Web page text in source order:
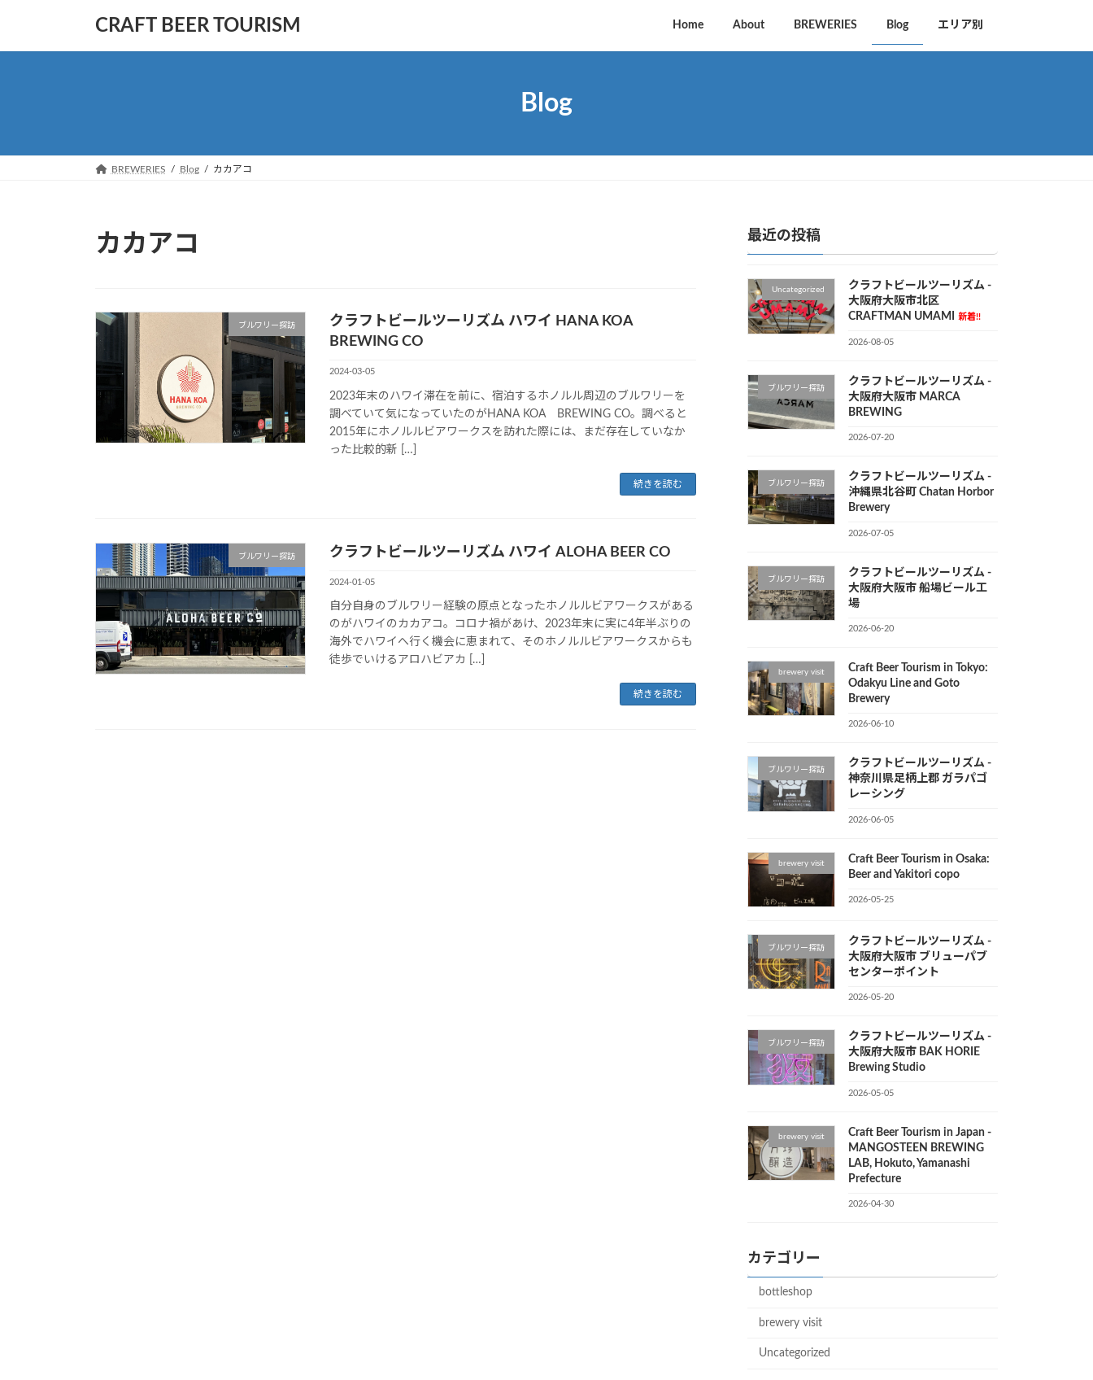
テ
ゲ
CRAFT BEER TOURISM Home About BREWERIES Blog エリア別
Blog
BREWERIES Blog カカアコ
カカアコ
ブルワリー探訪
クラフトビールツーリズム ハワイ HANA KOA
BREWING CO
2024-03-05
2023年末のハワイ滞在を前に、宿泊するホノルル周辺のブルワリーを
調べていて気になっていたのがHANA KOA BREWING CO。調べると
2015年にホノルルビアワークスを訪れた際には、まだ存在していなか
った比較的新 […]
続きを読む
ブルワリー探訪 クラフトビールツーリズム ハワイ ALOHA BEER CO
2024-01-05
自分自身のブルワリー経験の原点となったホノルルビアワークスがある
のがハワイのカカアコ。コロナ禍があけ、2023年末に実に4年半ぶりの
海外でハワイへ行く機会に恵まれて、そのホノルルビアワークスからも
徒歩でいけるアロハビアカ […]
続きを読む
最近の投稿
Uncategorized
クラフトビールツーリズム -
大阪府大阪市北区
CRAFTMAN UMAMI
新着!!
2026-08-05
ブルワリー探訪
クラフトビールツーリズム -
大阪府大阪市 MARCA
BREWING
2026-07-20
ブルワリー探訪
クラフトビールツーリズム -
沖縄県北谷町 Chatan Horbor
Brewery
2026-07-05
ブルワリー探訪
クラフトビールツーリズム -
大阪府大阪市 船場ビール工
場
2026-06-20
brewery visit
Craft Beer Tourism in Tokyo:
Odakyu Line and Goto
Brewery
2026-06-10
ブルワリー探訪
クラフトビールツーリズム -
神奈川県足柄上郡 ガラパゴ
レーシング
2026-06-05
brewery visit
Craft Beer Tourism in Osaka:
Beer and Yakitori copo
2026-05-25
ブルワリー探訪
クラフトビールツーリズム -
大阪府大阪市 ブリューパブ
センターポイント
2026-05-20
ブルワリー探訪
クラフトビールツーリズム -
大阪府大阪市 BAK HORIE
Brewing Studio
2026-05-05
brewery visit
Craft Beer Tourism in Japan -
MANGOSTEEN BREWING
LAB, Hokuto, Yamanashi
Prefecture
2026-04-30
カテゴリー
bottleshop
brewery visit
Uncategorized